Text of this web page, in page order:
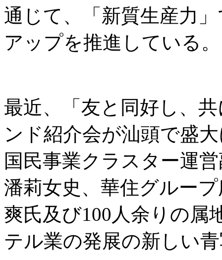
通じて、「新質生産力
アップを推進している。
最近、「友と同好し、
ンド紹介会が汕頭で盛
国民事業クラスター運
潘莉女史、華住グルー
爽氏及び100人余りの属
テル業の発展の新しい